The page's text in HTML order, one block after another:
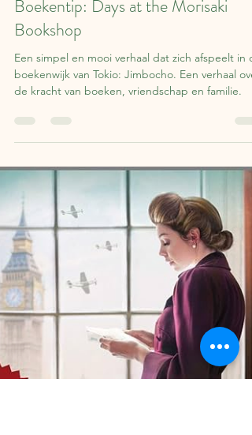
Mariska
9 jun
2 minuten om te lezen
boekenwijk van Tokio: Jimbocho. Een verhaal
de kracht van boeken, vriendschap en familie.